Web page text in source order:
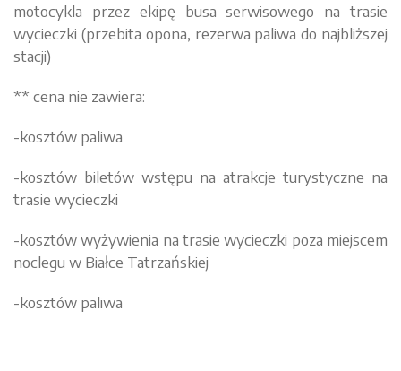
motocykla przez ekipę busa serwisowego na trasie
wycieczki (przebita opona, rezerwa paliwa do najbliższej
stacji)
** cena nie zawiera:
-kosztów paliwa
-kosztów biletów wstępu na atrakcje turystyczne na
trasie wycieczki
-kosztów wyżywienia na trasie wycieczki poza miejscem
noclegu w Białce Tatrzańskiej
-kosztów paliwa